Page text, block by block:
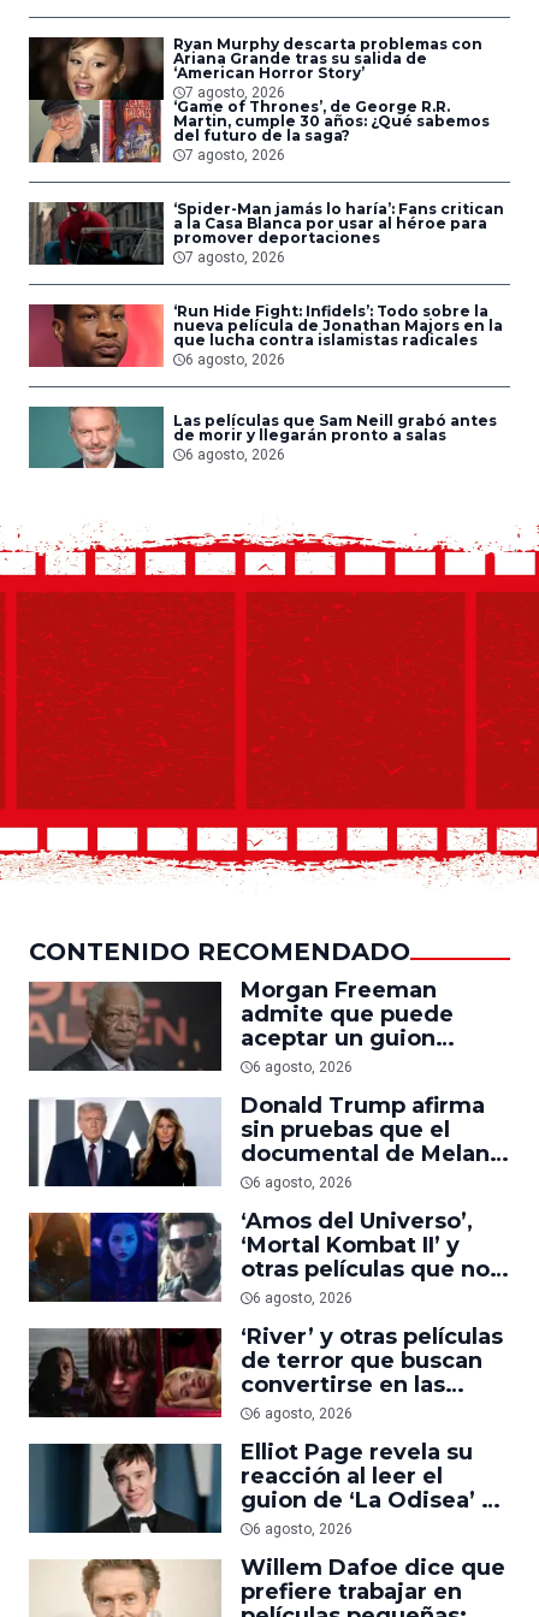
Ryan Murphy descarta problemas con
Ariana Grande tras su salida de
‘American Horror Story’
7 agosto, 2026
‘Game of Thrones’, de George R.R.
Martin, cumple 30 años: ¿Qué sabemos
del futuro de la saga?
7 agosto, 2026
‘Spider-Man jamás lo haría’: Fans critican
a la Casa Blanca por usar al héroe para
promover deportaciones
7 agosto, 2026
‘Run Hide Fight: Infidels’: Todo sobre la
nueva película de Jonathan Majors en la
que lucha contra islamistas radicales
6 agosto, 2026
Las películas que Sam Neill grabó antes
de morir y llegarán pronto a salas
6 agosto, 2026
CONTENIDO RECOMENDADO
Morgan Freeman
admite que puede
aceptar un guion
mediocre si le pagan lo
6 agosto, 2026
Donald Trump afirma
sin pruebas que el
documental de Melania
es ‘la película número
6 agosto, 2026
‘Amos del Universo’,
‘Mortal Kombat II’ y
otras películas que no
dominaron la taquilla
streaming
6 agosto, 2026
‘River’ y otras películas
de terror que buscan
convertirse en las
nuevas ‘Obsession’ y
6 agosto, 2026
Elliot Page revela su
reacción al leer el
guion de ‘La Odisea’ y
elogia la forma de
Nolan
6 agosto, 2026
Willem Dafoe dice que
prefiere trabajar en